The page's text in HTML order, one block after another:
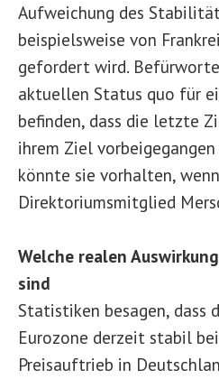
Aufweichung des
beispielsweise von
gefordert wird.
aktuellen Status quo für
befinden, dass die letzte
ihrem Ziel
könnte sie vorhalten,
Direktoriumsmitglied
Welche realen
sind
Statistiken besagen, dass
Eurozone derzeit stabil
Preisauftrieb in